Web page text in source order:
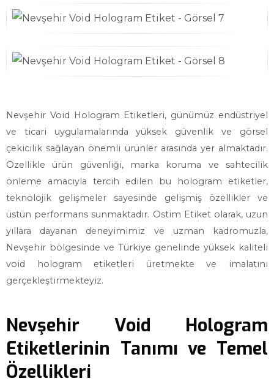
Nevşehir Void Hologram Etiketleri, günümüz endüstriyel
ve ticari uygulamalarında yüksek güvenlik ve görsel
çekicilik sağlayan önemli ürünler arasında yer almaktadır.
Özellikle ürün güvenliği, marka koruma ve sahtecilik
önleme amacıyla tercih edilen bu hologram etiketler,
teknolojik gelişmeler sayesinde gelişmiş özellikler ve
üstün performans sunmaktadır. Ostim Etiket olarak, uzun
yıllara dayanan deneyimimiz ve uzman kadromuzla,
Nevşehir bölgesinde ve Türkiye genelinde yüksek kaliteli
void hologram etiketleri üretmekte ve imalatını
gerçekleştirmekteyiz.
Nevşehir Void Hologram
Etiketlerinin Tanımı ve Temel
Özellikleri